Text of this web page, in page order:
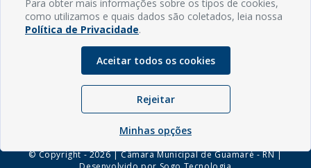
Endereço: Rua Capitão Vicente de Brito, S/N - Centro
CEP: 59598-000 - Guamaré - RN
Contato: (84) 3525-2032
E-mail: diretoria@guamare.rn.leg.br
Horário: Segunda a sexta-feira, das 8h às 12h
© Copyright - 2026 | Câmara Municipal de Guamaré - RN |
Para obter mais informações sobre os tipos de cookies,
como utilizamos e quais dados são coletados, leia nossa
Política de Privacidade.
Aceitar todos os cookies
Rejeitar
Minhas opções